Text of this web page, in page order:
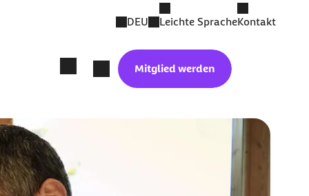
DEU Leichte SpracheKontakt
Mitglied werden